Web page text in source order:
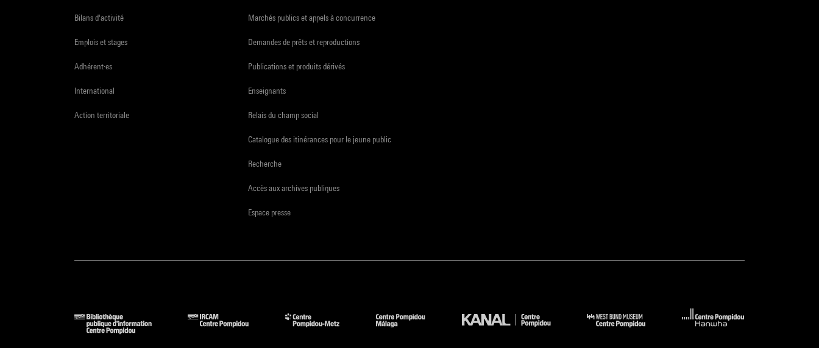
Bilans d'activité
Emplois et stages
Adhérent·es
International
Action territoriale
Marchés publics et appels à concurrence
Demandes de prêts et reproductions
Publications et produits dérivés
Enseignants
Relais du champ social
Catalogue des itinérances pour le jeune public
Recherche
Accès aux archives publiques
Espace presse